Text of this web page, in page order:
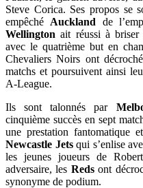
Steve Corica. Ses propos se
empêché Auckland de
Wellington ait réussi à briser
avec le quatrième but en
Chevaliers Noirs ont
matchs et poursuivent ainsi
A-League.
Ils sont talonnés par
cinquième succès en sept
une prestation fantomatique
Newcastle Jetsqui s’enlise
les jeunes joueurs de
adversaire, les Redsont
synonyme de podium.